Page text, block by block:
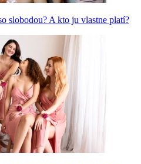
slobodou? A kto ju vlastne platí?